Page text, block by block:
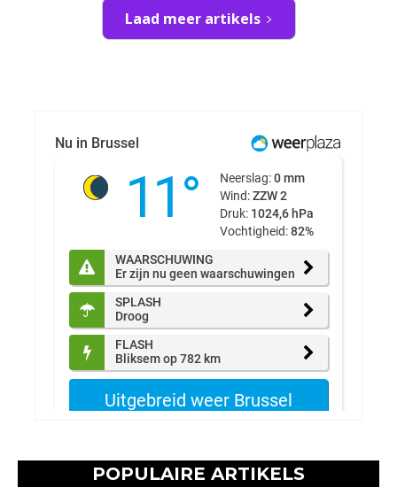
Laad meer artikels
POPULAIRE ARTIKELS